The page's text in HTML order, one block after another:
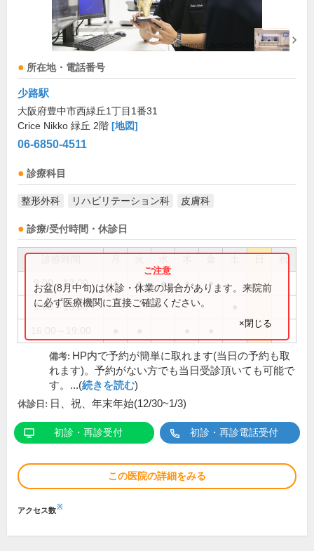
所在地・電話番号
少路駅
大阪府豊中市西緑丘1丁目1番31
Crice Nikko 緑丘 2階 [地図]
06-6850-4511
診療科目
整形外科 リハビリテーション科 皮膚科
診療/受付時間・休診日
祝
9:00～12:00 ● ● ● ● ●
9:00～13:00
お盆(8月中旬)は休診・休業の場合があります。来院前
に必ず医療機関に直接ご確認ください。
×閉じる
備考: HP内で予約が簡単に取れます(当日の予約も取
れます)。予約がない方でも当日受診頂いても可能で
す。...(続きを読む)
休診日: 日、祝、年末年始(12/30~1/3)
初診・再診受付 初診・再診電話受付
この医院の詳細をみる
アクセス数※